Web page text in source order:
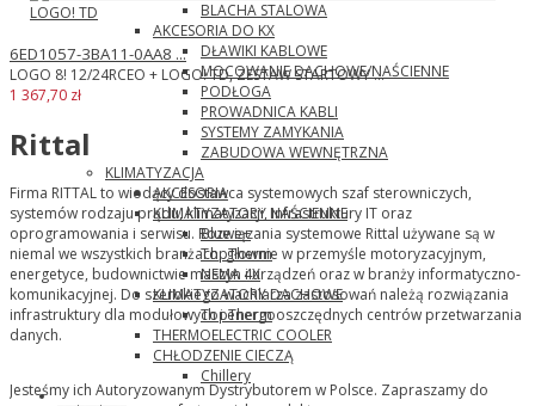
BLACHA STALOWA
AKCESORIA DO KX
DŁAWIKI KABLOWE
MOCOWANIE DACHOWE/NAŚCIENNE
PODŁOGA
PROWADNICA KABLI
SYSTEMY ZAMYKANIA
ZABUDOWA WEWNĘTRZNA
KLIMATYZACJA
AKCESORIA
KLIMATYZATORY NAŚCIENNE
Blue e+
TopTherm
NEMA 4X
KLIMATYZATORY DACHOWE
TopTherm
THERMOELECTRIC COOLER
CHŁODZENIE CIECZĄ
Chillery
Panasonic
6ED1057-3BA11-0AA8 ...
LOGO 8! 12/24RCEO + LOGO! TD, ZESTAW STARTOWY ...
1 367,70 zł
Rittal
Firma RITTAL to wiodący dostawca systemowych szaf sterowniczych,
systemów rodzaju prądu, klimatyzacji, infrastruktury IT oraz
oprogramowania i serwisu. Rozwiązania systemowe Rittal używane są w
niemal we wszystkich branżach, głownie w przemyśle motoryzacyjnym,
energetyce, budownictwie maszyn i urządzeń oraz w branży informatyczno-
komunikacyjnej. Do szerokiego wachlarza zastosowań należą rozwiązania
infrastruktury dla modułowych i energooszczędnych centrów przetwarzania
danych.
Jesteśmy ich Autoryzowanym Dystrybutorem w Polsce. Zapraszamy do